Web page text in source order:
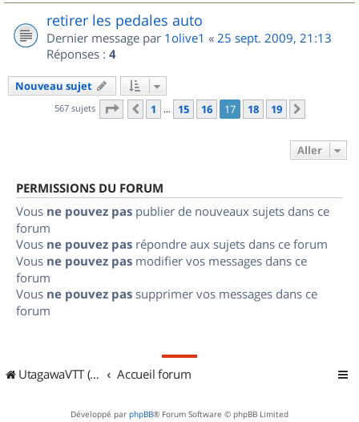
retirer les pedales auto
Dernier message par 1olive1 « 25 sept. 2009, 21:13
Réponses : 4
Nouveau sujet
567 sujets Page 17 sur19
Précédent
1 … 15 16 17 18 19
Aller
PERMISSIONS DU FORUM
Vous ne pouvez pas publier de nouveaux sujets dans ce
forum
Vous ne pouvez pas répondre aux sujets dans ce forum
Vous ne pouvez pas modifier vos messages dans ce
forum
Vous ne pouvez pas supprimer vos messages dans ce
forum
UtagawaVTT (Randos VTT et VTTAE avec traces GPS) Accueil forum
Développé par phpBB® Forum Software © phpBB Limited